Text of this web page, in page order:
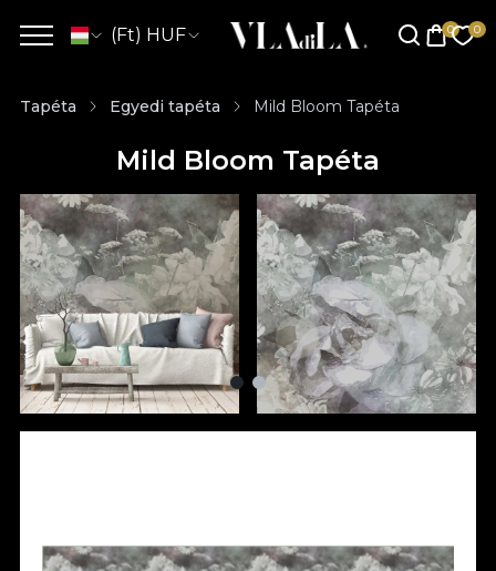
(Ft) HUF
Tapéta Egyedi tapéta Mild Bloom Tapéta
Mild Bloom Tapéta